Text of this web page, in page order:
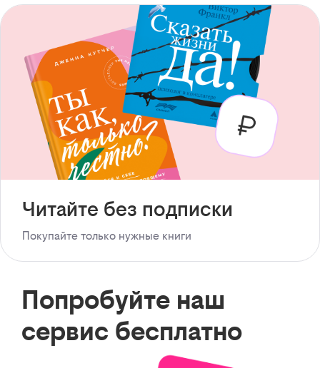
Читайте без подписки
Покупайте только нужные книги
Попробуйте наш
сервис бесплатно